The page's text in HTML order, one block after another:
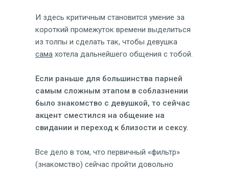
И здесь критичным становится умение за
короткий промежуток времени выделиться
из толпы и сделать так, чтобы девушка
сама хотела дальнейшего общения с тобой.
Если раньше для большинства парней
самым сложным этапом в соблазнении
было знакомство с девушкой, то сейчас
акцент сместился на общение на
свидании и переход к близости и сексу.
Все дело в том, что первичный «фильтр»
(знакомство) сейчас пройти довольно